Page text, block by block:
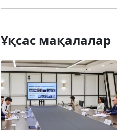
Ұқсас мақалалар